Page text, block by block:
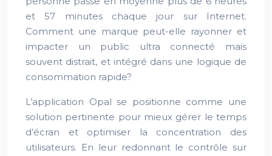
et 57 minutes chaque jour sur Internet.
Comment une marque peut-elle rayonner et
impacter un public ultra connecté mais
souvent distrait, et intégré dans une logique de
consommation rapide?
L’application Opal se positionne comme une
solution pertinente pour mieux gérer le temps
d’écran et optimiser la concentration des
utilisateurs. En leur redonnant le contrôle sur